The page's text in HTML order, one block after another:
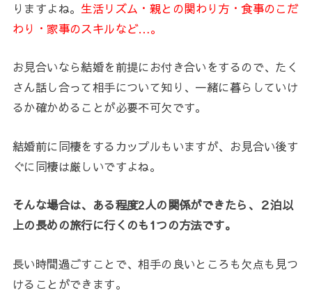
りますよね。 生活リズム・親との関わり方・食事のこだ
わり・家事のスキルなど…。
お見合いなら結婚を前提にお付き合いをするので、たく
さん話し合って相手について知り、一緒に暮らしていけ
るか確かめることが必要不可欠です。
結婚前に同棲をするカップルもいますが、お見合い後す
ぐに同棲は厳しいですよね。
そんな場合は、ある程度2人の関係ができたら、２泊以
上の長めの旅行に行くのも1つの方法です。
長い時間過ごすことで、相手の良いところも欠点も見つ
けることができます。